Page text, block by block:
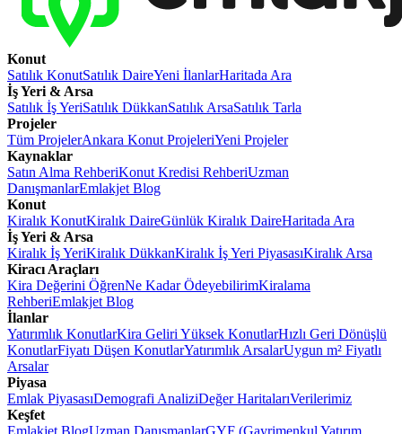
Konut
Satılık KonutSatılık DaireYeni İlanlarHaritada Ara
İş Yeri & Arsa
Satılık İş YeriSatılık DükkanSatılık ArsaSatılık Tarla
Projeler
Tüm ProjelerAnkara Konut ProjeleriYeni Projeler
Kaynaklar
Satın Alma RehberiKonut Kredisi RehberiUzman
DanışmanlarEmlakjet Blog
Konut
Kiralık KonutKiralık DaireGünlük Kiralık DaireHaritada Ara
İş Yeri & Arsa
Kiralık İş YeriKiralık DükkanKiralık İş Yeri PiyasasıKiralık Arsa
Kiracı Araçları
Kira Değerini ÖğrenNe Kadar ÖdeyebilirimKiralama
RehberiEmlakjet Blog
İlanlar
Yatırımlık KonutlarKira Geliri Yüksek KonutlarHızlı Geri Dönüşlü
KonutlarFiyatı Düşen KonutlarYatırımlık ArsalarUygun m² Fiyatlı
Arsalar
Piyasa
Emlak PiyasasıDemografi AnaliziDeğer HaritalarıVerilerimiz
Keşfet
Emlakjet BlogUzman DanışmanlarGYF (Gayrimenkul Yatırım